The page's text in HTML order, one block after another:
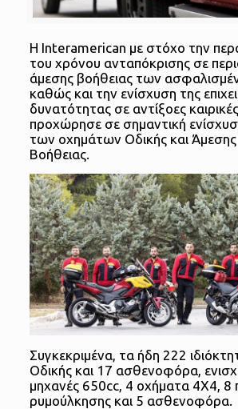
Η Ιnteramerican με στόχο την
του χρόνου ανταπόκρισης σε
άμεσης βοήθειας των
καθώς και την ενίσχυση της
δυνατότητας σε αντίξοες
προχώρησε σε σημαντική
των οχημάτων Οδικής και Άμεσης
Βοήθειας.
Συγκεκριμένα, τα ήδη 222
Οδικής και 17 ασθενοφόρα,
μηχανές 650cc, 4 οχήματα 4X4, 8
ρυμούλκησης και 5 ασθενοφόρα.